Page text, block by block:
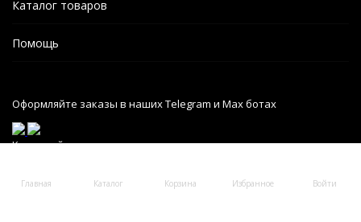
Главная Каталог Корзина Избранное Войти
Каталог товаров
Помощь
Оформляйте заказы в наших Telegram и Max ботах
Карта сайта